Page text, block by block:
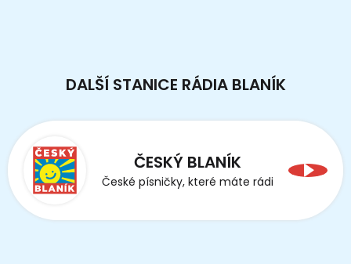
DALŠÍ STANICE RÁDIA BLANÍK
ČESKÝ BLANÍK
České písničky, které máte rádi